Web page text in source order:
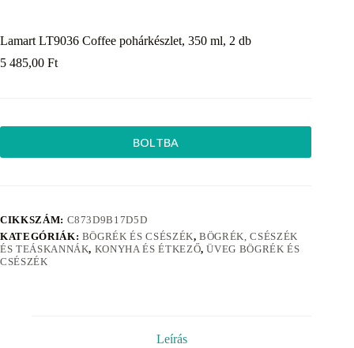
Lamart LT9036 Coffee pohárkészlet, 350 ml, 2 db
5 485,00 Ft
BOLTBA
CIKKSZÁM: C873D9B17D5D
KATEGÓRIÁK: BÖGRÉK ÉS CSÉSZÉK,BÖGRÉK, CSÉSZÉK
ÉS TEÁSKANNÁK, KONYHA ÉS ÉTKEZŐ,ÜVEG BÖGRÉK ÉS
CSÉSZÉK
Leírás